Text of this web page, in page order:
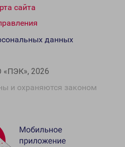
сайта
2026
и охраняются законом
данных